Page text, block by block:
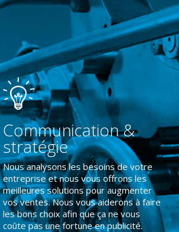
Communication &
stratégie
Nous analysons les besoins de votre
entreprise et nous vous offrons les
meilleures solutions pour augmenter
vos ventes. Nous vous aiderons à faire
les bons choix afin que ça ne vous
coûte pas une fortune en publicité.